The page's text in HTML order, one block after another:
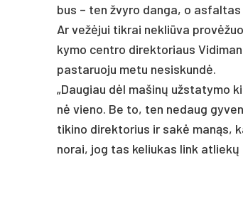
bus – ten žvy­ro dan­ga, o
Ar vežė­jui tik­rai ne­kliū­va
ky­mo cent­ro di­rek­to­riaus
pa­sta­ruo­ju me­tu ne­si­skundė.
„Dau­giau dėl ma­šinų užs­ta­ty­mo
nė vie­no. Be to, ten ne­daug
ti­ki­no di­rek­to­rius ir sakė manąs,
no­rai, jog tas ke­liu­kas link